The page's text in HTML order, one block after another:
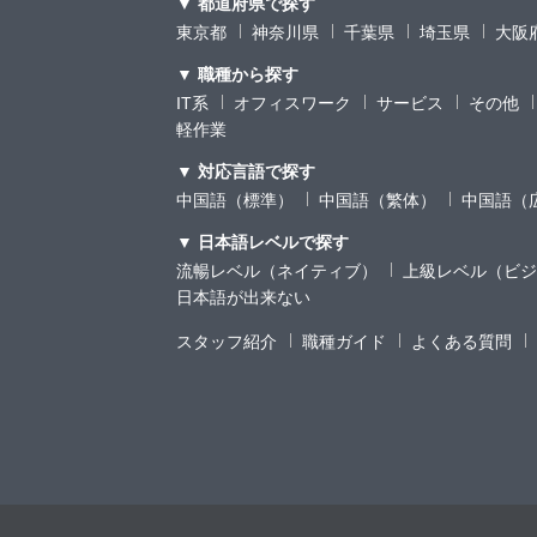
▼ 都道府県で探す
東京都
神奈川県 千葉県 埼玉県 大阪
▼ 職種から探す
IT系
オフィスワーク サービス
その他
軽作業
▼ 対応言語で探す
中国語（標準）
中国語（繁体） 中国語（
▼ 日本語レベルで探す
流暢レベル（ネイティブ）
上級レベル（ビ
日本語が出来ない
スタッフ紹介 職種ガイド よくある質問